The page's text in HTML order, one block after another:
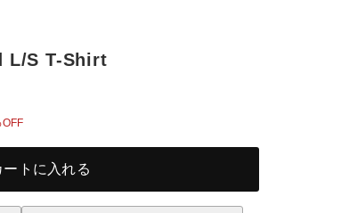
L/S T-Shirt
ートに入れる